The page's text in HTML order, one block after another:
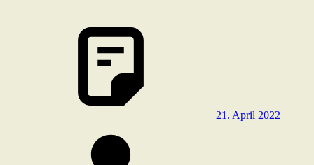
21. April 2022